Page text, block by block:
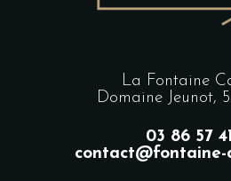
La Fontaine
Domaine Jeunot,
03 86 57 41
contact@fontaine-